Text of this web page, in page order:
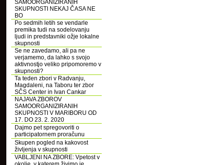
SAMOORGANIZIRANIH
SKUPNOSTI NEKAJ ČASA NE
BO
Po sedmih letih se vendarle
premika tudi na sodelovanju
ljudi in predstavniki ožje lokalne
skupnosti
Se ne zavedamo, ali pa ne
verjamemo, da lahko s svojo
aktivnostjo veliko pripomoremo v
skupnosti?
Ta teden zbori v Radvanju,
Magdaleni, na Taboru ter zbor
SČS Center in Ivan Cankar
NAJAVA ZBOROV
SAMOORGANIZIRANIH
SKUPNOSTI V MARIBORU OD
17. DO 23. 2. 2020
Dajmo pet spregovoriti o
participatornem proračunu
Skupen pogled na kakovost
življenja v skupnosti
VABLJENI NA ZBORE: Vpetost v